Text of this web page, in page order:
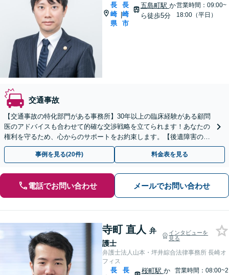
長
崎
県
|
長
崎
市
五島町駅 か
ら徒歩5分
営業時間：09:00~
18:00（平日）
交通事故
【交通事故の特化部門がある事務所】30年以上の臨床経験がある顧問
医のアドバイスも合わせて的確な交渉戦略を立てられます！あなたの
権利を守るため、心からのサポートをお約束します。【後遺障害の等
級認定申請に注力】
事例を見る(20件) 料金表を見る
電話でお問い合わせ メールでお問い合わせ
寺町 直人 弁
護士
インタビューを
見る
弁護士法人山本・坪井綜合法律事務所 長崎オ
フィス
長
長
桜町駅 か
営業時間：08:00~2